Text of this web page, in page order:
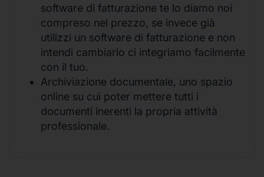
software di fatturazione te lo diamo noi
compreso nel prezzo, se invece già
utilizzi un software di fatturazione e non
intendi cambiarlo ci integriamo facilmente
con il tuo.
Archiviazione documentale, uno spazio
online su cui poter mettere tutti i
documenti inerenti la propria attività
professionale.